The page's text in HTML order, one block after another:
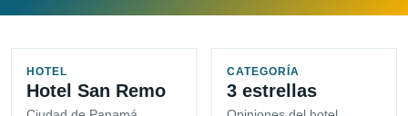
HOTEL
Hotel San Remo
CATEGORÍA
3 estrellas